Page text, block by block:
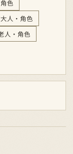
色
人 · 角色
人 · 角色